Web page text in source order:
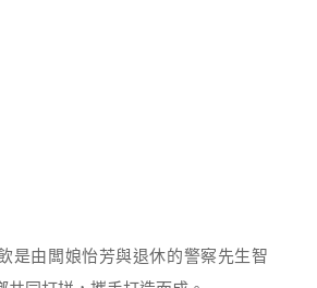
是由闆娘怡芳與退休的警察先生智